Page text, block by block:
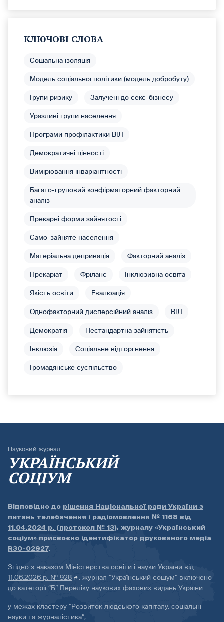
КЛЮЧОВІ СЛОВА
Соціальна ізоляція
Модель соціальної політики (модель добробуту)
Групи ризику Залучені до секс-бізнесу
Уразливі групи населення
Програми профілактики ВІЛ
Демократичні цінності
Вимірювання інваріантності
Багато-груповий конфірматорний факторний
аналіз
Прекарні форми зайнятості
Само-зайняте населення
Матеріальна депривація Факторний аналіз
Прекаріат Фріланс Інклюзивна освіта
Якість освіти Евалюація
Однофакторний дисперсійний аналіз ВІЛ
Демократія Нестандартна зайнятість
Інклюзія Соціальне відторгнення
Громадянське суспільство
Науковий журнал
УКРАЇНСЬКИЙ
СОЦІУМ
Відповідно до рішення Національної ради України з
питань телебачення і радіомовлення № 1168 від
11.04.2024 р. (протокол № 13), журналу «Український
соціум» присвоєно ідентифікатор друкованого медіа
R30-02927.
Згідно з наказом Міністерства освіти і науки України від
11.06.2026 р. № 928
, журнал “Український соціум” включено
до категорії “Б” Переліку наукових фахових видань України
у межах кластеру “Розвиток людського капіталу, соціальні
науки та журналістика”,